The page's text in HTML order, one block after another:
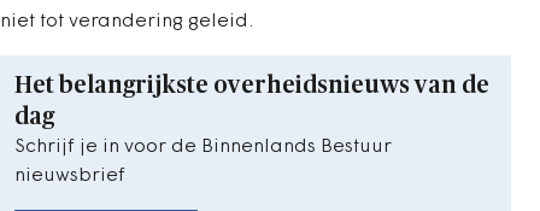
niet tot verandering geleid.
Het belangrijkste overheidsnieuws van de
dag
Schrijf je in voor de Binnenlands Bestuur
nieuwsbrief